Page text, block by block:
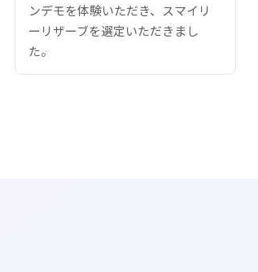
ンデモを体験いただき、スマイリ
ーリザーブを選定いただきまし
た。